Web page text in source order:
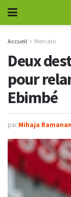
Accueil Mercato
Deux
pour
Ebimbé
par Mihaja